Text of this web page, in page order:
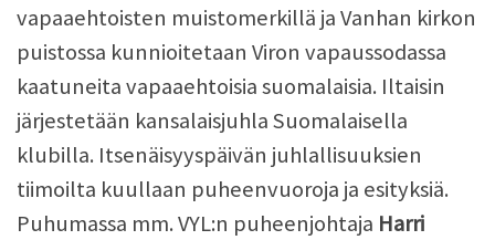
vapaaehtoisten muistomerkillä ja Vanhan kirkon
puistossa kunnioitetaan Viron vapaussodassa
kaatuneita vapaaehtoisia suomalaisia. Iltaisin
järjestetään kansalaisjuhla Suomalaisella
klubilla. Itsenäisyyspäivän juhlallisuuksien
tiimoilta kuullaan puheenvuoroja ja esityksiä.
Puhumassa mm. VYL:n puheenjohtaja Harri